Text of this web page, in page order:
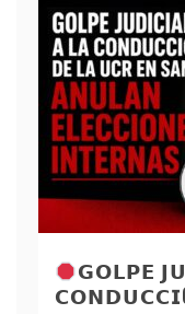
𝗚𝗢𝗟𝗣𝗘